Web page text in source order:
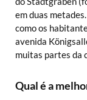
em duas
como os
avenida
muitas partes da
Qual é a